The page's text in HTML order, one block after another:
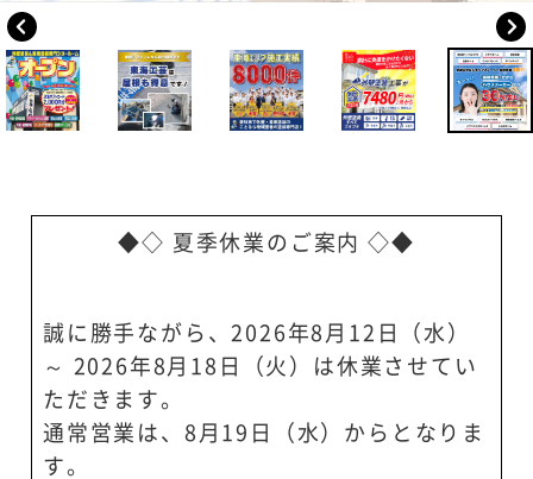
◆◇ 夏季休業のご案内 ◇◆
誠に勝手ながら、2026年8月12日（水）
～ 2026年8月18日（火）は休業させてい
ただきます。
通常営業は、8月19日（水）からとなりま
す。